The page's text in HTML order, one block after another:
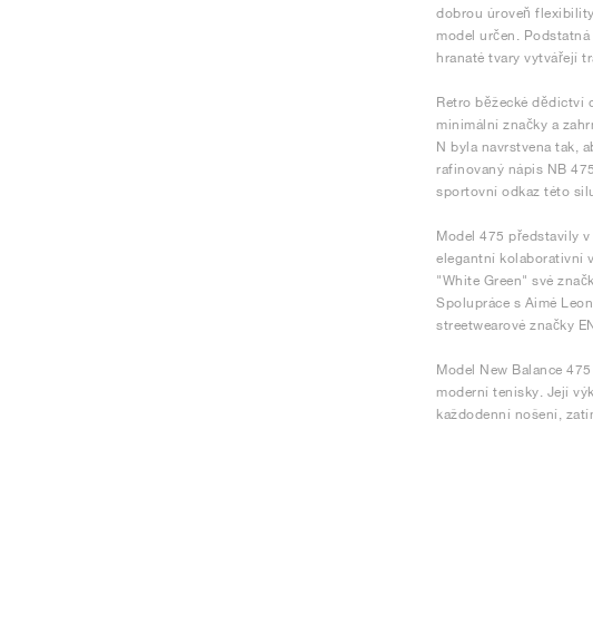
dobrou úroveň
model určen.
hranaté tvary vytvářejí
Retro běžecké dědictví
minimální značky a
N byla navrstvena tak,
rafinovaný nápis NB
sportovní odkaz této
Model 475 představily
elegantní kolaborativní
"White Green" své
Spolupráce s Aimé
streetwearové značky
Model New Balance
moderní tenisky. Její
každodenní nošení,